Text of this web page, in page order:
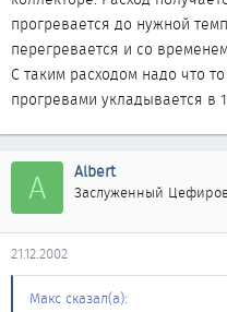
прогревается до нужной
перегревается и со
С таким расходом надо что
прогревами укладывается в
A Albert
Заслуженный
21.12.2002
Макс сказал(а):